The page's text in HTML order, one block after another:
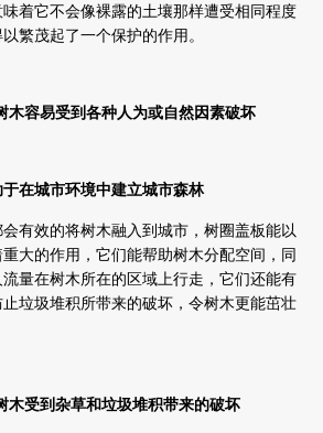
着它不会像裸露的土壤那样遭受相同程度
繁茂起了一个保护的作用。
木容易受到各种人为或自然因素破坏
在城市环境中建立城市森林
有效的将树木融入到城市，树圈盖板能以
大的作用，它们能帮助树木分配空间，同
量在树木所在的区域上行走，它们还能有
垃圾堆积所带来的破坏，令树木更能茁壮
木受到杂草和垃圾堆积带来的破坏